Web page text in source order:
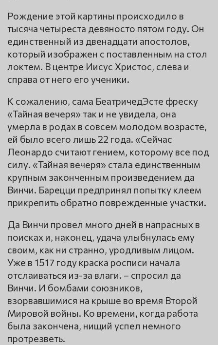
Рождение этой картины происходило в
тысяча четыреста девяносто пятом году. Он
единственный из двенадцати апостолов,
который изображен с поставленным на стол
локтем. В центре Иисус Христос, слева и
справа от него его ученики.
К сожалению, сама БеатричедЭсте фреску
«Тайная вечеря» так и не увидела, она
умерла в родах в совсем молодом возрасте,
ей было всего лишь 22 года. «Сейчас
Леонардо считают гением, которому все под
силу. «Тайная вечеря» стала единственным
крупным законченным произведением да
Винчи. Барецци предпринял попытку клеем
прикрепить обратно поврежденные участки.
Да Винчи провел много дней в напрасных в
поисках и, наконец, удача улыбнулась ему
своим, как ни странно, уродливым лицом.
Уже в 1517 году краска росписи начала
отслаиваться из-за влаги. – спросил да
Винчи. И бомбами союзников,
взорвавшимися на крыше во время Второй
Мировой войны. Ко времени, когда работа
была закончена, нищий успел немного
протрезветь.